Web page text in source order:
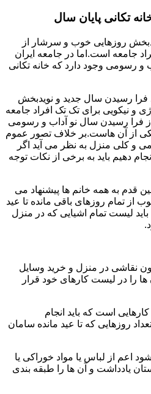
تکانی پایان سال
روزهایی خوب و سرشار از
جامعه است.اما در جامعه ایران
و رسومی وجود دارد که خانه تکانی
رسیدن سال جدید و نویدبخش
و نیکویی برای تک تک افراد جامعه
فرا رسیدن سال نو آداب و رسومی
یکی از آن هاست.بر خلاف تصور عموم
و کلی منزل به نظر می آید اگر
دهیم باید به برخی از نکات توجه
قدم به همه خانم ها پیشنهاد می
از تمام روزهای باقی مانده تا عید
باید لیست تمام اشیایی که در منزل
نقاشی در منزل و خرید وسایل
ها را در لیست کارهای خود قرار
است که باید انجام
روزهایی که تا عید مانده سامان
اعم از لباس یا مواد خوراکی یا
یادداشت و آن ها را طبقه بندی